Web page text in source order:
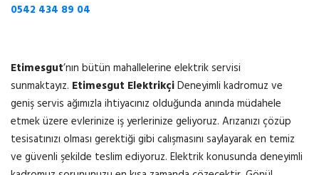
0542 434 89 04
Etimesgut’nın bütün mahallelerine elektrik servisi
sunmaktayız. Etimesgut ElektrikçiDeneyimli kadromuz ve
geniş servis ağımızla ihtiyacınız olduğunda anında müdahele
etmek üzere evlerinize iş yerlerinize geliyoruz. Arızanızı çözüp
tesisatınızı olması gerektiği gibi calışmasını saylayarak en temiz
ve güvenli şekilde teslim ediyoruz. Elektrik konusunda deneyimli